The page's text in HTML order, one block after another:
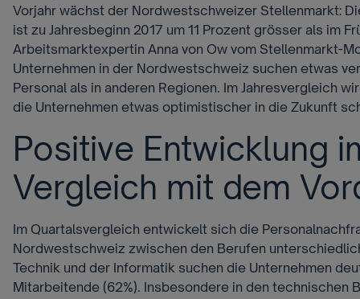
Vorjahr wächst der Nordwestschweizer Stellenmarkt:
ist zu Jahresbeginn 2017 um 11 Prozent grösser als im
Arbeitsmarktexpertin Anna von Ow vom Stellenmarkt-
Unternehmen in der Nordwestschweiz suchen etwas
Personal als in anderen Regionen. Im Jahresvergleich
die Unternehmen etwas optimistischer in die Zukunft
Positive Entwicklung
Vergleich mit dem
Im Quartalsvergleich entwickelt sich die
Nordwestschweiz zwischen den Berufen
Technik und der Informatik suchen die Unternehmen
Mitarbeitende (62%). Insbesondere in den technischen